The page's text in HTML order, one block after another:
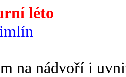
léto
na nádvoří i